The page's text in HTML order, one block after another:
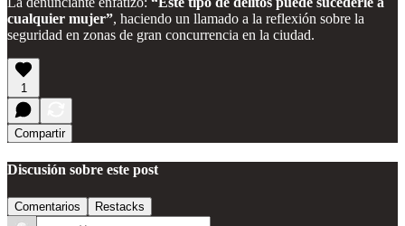
cualquier mujer”, haciendo un llamado a la reflexión sobre la
seguridad en zonas de gran concurrencia en la ciudad.
1
Compartir
Discusión sobre este post
Comentarios Restacks